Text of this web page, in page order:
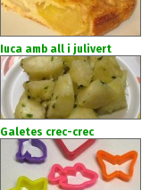
Iuca amb all i julivert
Galetes crec-crec